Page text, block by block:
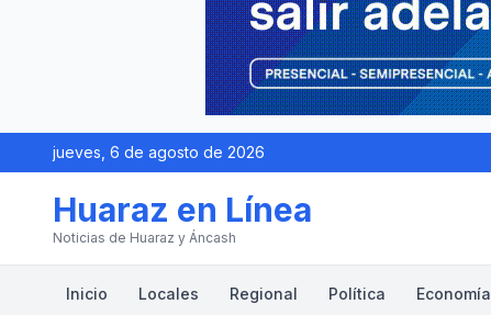
jueves, 6 de agosto de 2026
Huaraz en Línea
Noticias de Huaraz y Áncash
Inicio Locales Regional Política Economía